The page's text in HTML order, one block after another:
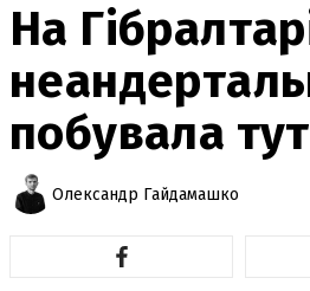
На
побувала
Олександр Гайдамашко